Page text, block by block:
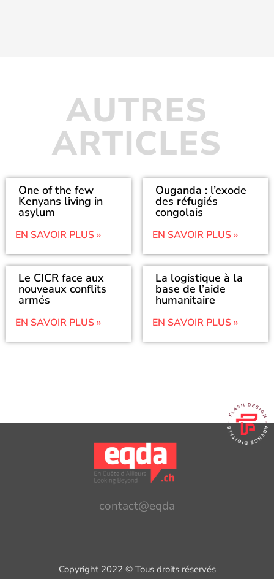
AUTRES
ARTICLES
One of the few
Kenyans living in
asylum
EN SAVOIR PLUS »
Ouganda : l’exode
des réfugiés
congolais
EN SAVOIR PLUS »
Le CICR face aux
nouveaux conflits
armés
EN SAVOIR PLUS »
La logistique à la
base de l’aide
humanitaire
EN SAVOIR PLUS »
contact@eqda
Copyright 2022 © Tous droits réservés